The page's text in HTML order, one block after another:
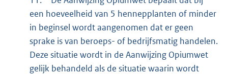
een hoeveelheid van 5 hennepplanten of minder
in beginsel wordt aangenomen dat er geen
sprake is van beroeps- of bedrijfsmatig handelen.
Deze situatie wordt in de Aanwijzing Opiumwet
gelijk behandeld als de situatie waarin wordt